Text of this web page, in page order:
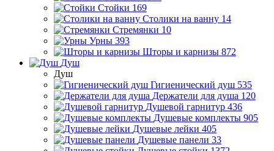
Стойки 169
Столики на ванну 14
Стремянки 10
Урны 393
Шторы и карнизы 872
Душ
Душ
Гигиенический душ 535
Держатели для душа 120
Душевой гарнитур 436
Душевые комплекты 905
Душевые лейки 405
Душевые панели 33